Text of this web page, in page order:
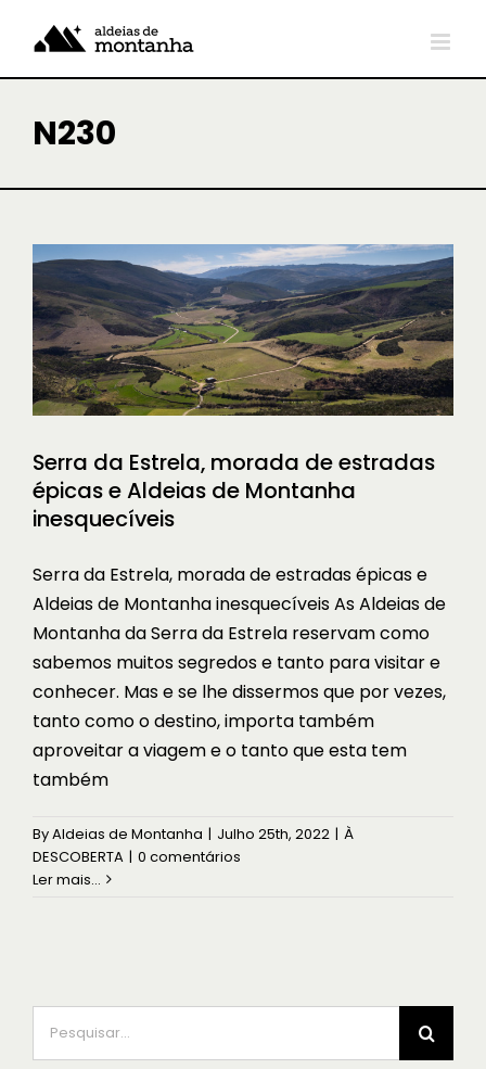
content
N230Serra da Estrela, morada de
Montanha inesquecíveis
Serra da Estrela, morada de estradas
épicas e Aldeias de Montanha
inesquecíveis
Serra da Estrela, morada de estradas épicas e
Aldeias de Montanha inesquecíveis As Aldeias de
Montanha da Serra da Estrela reservam como
sabemos muitos segredos e tanto para visitar e
conhecer. Mas e se lhe dissermos que por vezes,
tanto como o destino, importa também
aproveitar a viagem e o tanto que esta tem
também
ByAldeias de Montanha | Julho 25th, 2022 | À
DESCOBERTA | 0 comentários
Ler mais...